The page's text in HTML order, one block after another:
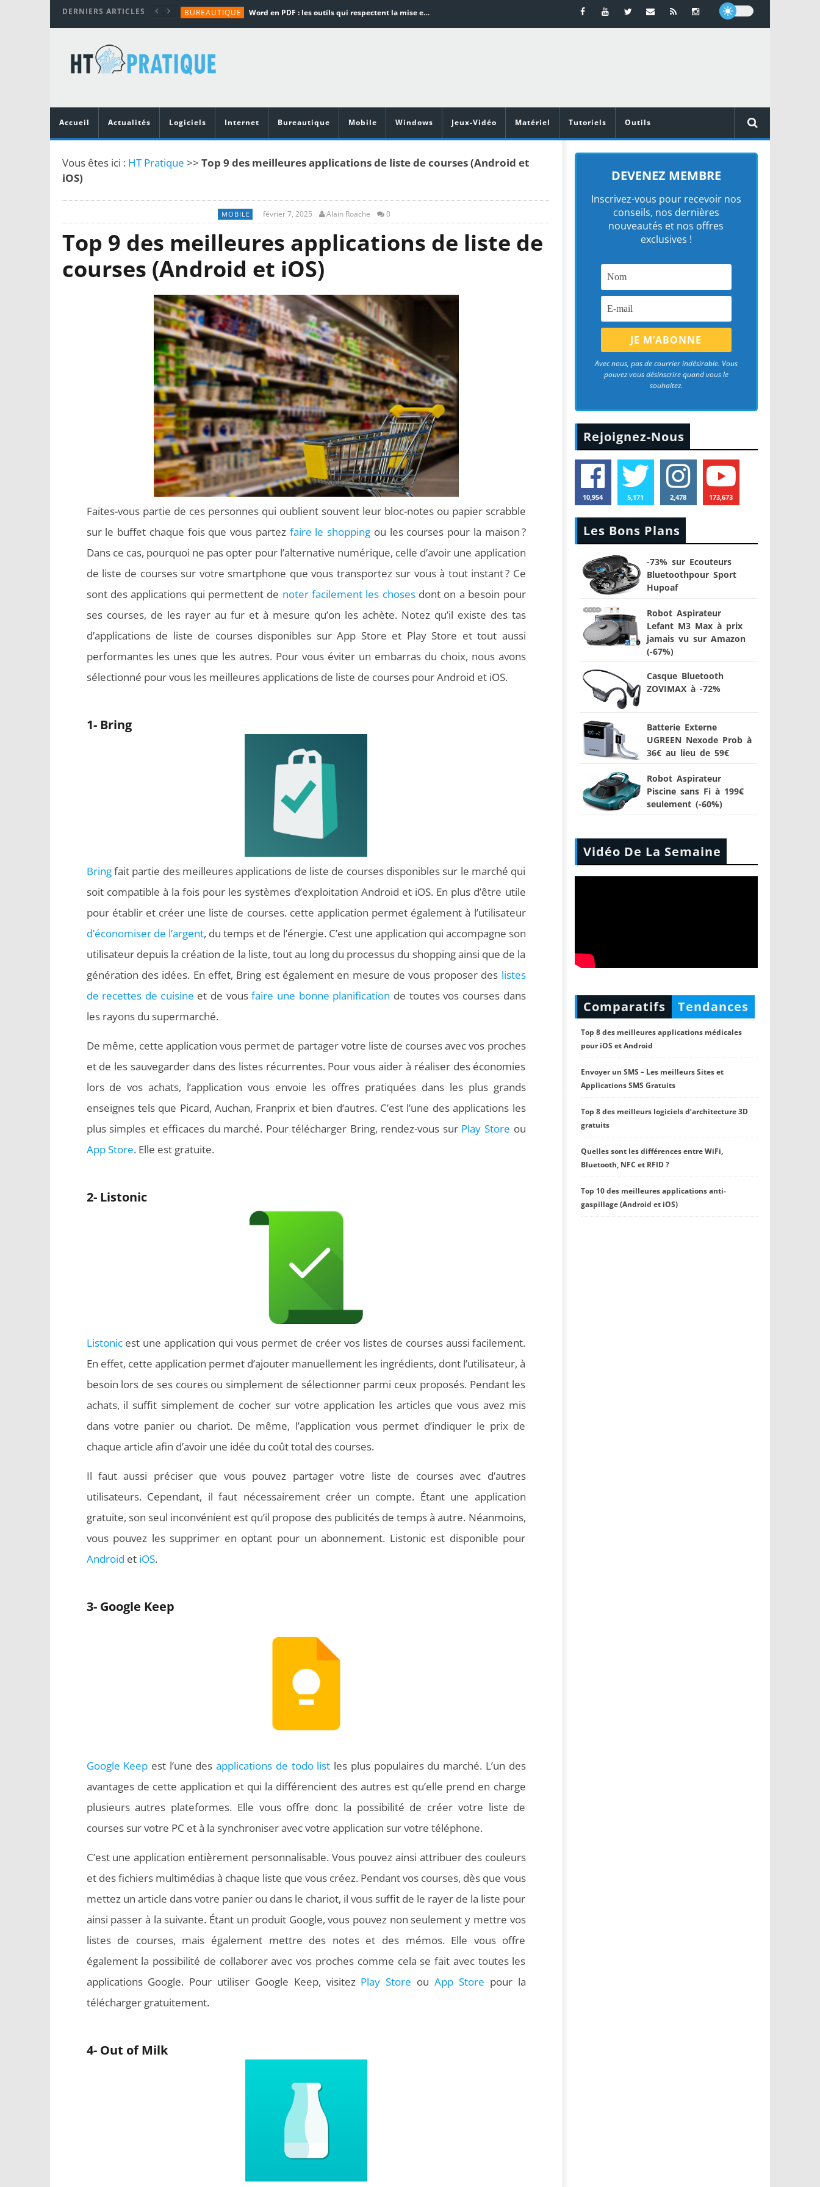
DERNIERS ARTICLES BUREAUTIQUE Word en PDF : les outils qui respectent la mise en page
TUTORIALS
MATÉRIEL
Vidéoprojecteurs Asus : Top 6 des meilleurs modèles de la marque
Accueil
Actualités Logiciels Internet Bureautique Mobile Windows Jeux-Vidéo Matériel Tutoriels Outils
Vous êtes ici : HT Pratique >> Top 9 des meilleures applications de liste de courses (Android et
iOS)
MOBILE février 7, 2025 Alain Roache 0
Top 9 des meilleures applications de liste de
courses (Android et iOS)
Faites-vous partie de ces personnes qui oublient souvent leur bloc-notes ou papier scrabble
sur le buffet chaque fois que vous partez faire le shopping ou les courses pour la maison ?
Dans ce cas, pourquoi ne pas opter pour l’alternative numérique, celle d’avoir une application
de liste de courses sur votre smartphone que vous transportez sur vous à tout instant ? Ce
sont des applications qui permettent de noter facilement les chosesdont on a besoin pour
ses courses, de les rayer au fur et à mesure qu’on les achète. Notez qu’il existe des tas
d’applications de liste de courses disponibles sur App Store et Play Store et tout aussi
performantes les unes que les autres. Pour vous éviter un embarras du choix, nous avons
sélectionné pour vous les meilleures applications de liste de courses pour Android et iOS.
1- Bring
Bringfait partie des meilleures applications de liste de courses disponibles sur le marché qui
soit compatible à la fois pour les systèmes d’exploitation Android et iOS. En plus d’être utile
pour établir et créer une liste de courses. cette application permet également à l’utilisateur
d’économiser de l’argent, du temps et de l’énergie. C’est une application qui accompagne son
utilisateur depuis la création de la liste, tout au long du processus du shopping ainsi que de la
génération des idées. En effet, Bring est également en mesure de vous proposer des listes
de recettes de cuisine et de vousfaire une bonne planification de toutes vos courses dans
les rayons du supermarché.
De même, cette application vous permet de partager votre liste de courses avec vos proches
et de les sauvegarder dans des listes récurrentes. Pour vous aider à réaliser des économies
lors de vos achats, l’application vous envoie les offres pratiquées dans les plus grands
enseignes tels que Picard, Auchan, Franprix et bien d’autres. C’est l’une des applications les
plus simples et efficaces du marché. Pour télécharger Bring, rendez-vous sur Play Store ou
App Store. Elle est gratuite.
2- Listonic
Listonicest une application qui vous permet de créer vos listes de courses aussi facilement.
En effet, cette application permet d’ajouter manuellement les ingrédients, dont l’utilisateur, à
besoin lors de ses coures ou simplement de sélectionner parmi ceux proposés. Pendant les
achats, il suffit simplement de cocher sur votre application les articles que vous avez mis
dans votre panier ou chariot. De même, l’application vous permet d’indiquer le prix de
chaque article afin d’avoir une idée du coût total des courses.
Il faut aussi préciser que vous pouvez partager votre liste de courses avec d’autres
utilisateurs. Cependant, il faut nécessairement créer un compte. Étant une application
gratuite, son seul inconvénient est qu’il propose des publicités de temps à autre. Néanmoins,
vous pouvez les supprimer en optant pour un abonnement. Listonic est disponible pour
Android et iOS.
3- Google Keep
Google Keep est l’une desapplications de todo list les plus populaires du marché. L’un des
avantages de cette application et qui la différencient des autres est qu’elle prend en charge
plusieurs autres plateformes. Elle vous offre donc la possibilité de créer votre liste de
courses sur votre PC et à la synchroniser avec votre application sur votre téléphone.
C’est une application entièrement personnalisable. Vous pouvez ainsi attribuer des couleurs
et des fichiers multimédias à chaque liste que vous créez. Pendant vos courses, dès que vous
mettez un article dans votre panier ou dans le chariot, il vous suffit de le rayer de la liste pour
ainsi passer à la suivante. Étant un produit Google, vous pouvez non seulement y mettre vos
listes de courses, mais également mettre des notes et des mémos. Elle vous offre
également la possibilité de collaborer avec vos proches comme cela se fait avec toutes les
applications Google. Pour utiliser Google Keep, visitez Play Store ou App Store pour la
télécharger gratuitement.
4- Out of Milk
DEVENEZ MEMBRE
Inscrivez-vous pour recevoir nos
conseils, nos dernières
nouveautés et nos offres
exclusives !
Avec nous, pas de courrier indésirable. Vous
pouvez vous désinscrire quand vous le
souhaitez.
Rejoignez-Nous
10,954 5,171 2,478 173,673
Les Bons Plans
-73% sur Ecouteurs
Bluetoothpour Sport
Hupoaf
Robot Aspirateur
Lefant M3 Max à prix
jamais vu sur Amazon
(-67%)
Casque Bluetooth
ZOVIMAX à -72%
Batterie Externe
UGREEN Nexode Prob à
36€ au lieu de 59€
Robot Aspirateur
Piscine sans Fi à 199€
seulement (-60%)
Vidéo De La Semaine
Comparatifs Tendances
Top 8 des meilleures applications médicales
pour iOS et Android
Envoyer un SMS – Les meilleurs Sites et
Applications SMS Gratuits
Top 8 des meilleurs logiciels d’architecture 3D
gratuits
Quelles sont les différences entre WiFi,
Bluetooth, NFC et RFID ?
Top 10 des meilleures applications anti-
gaspillage (Android et iOS)